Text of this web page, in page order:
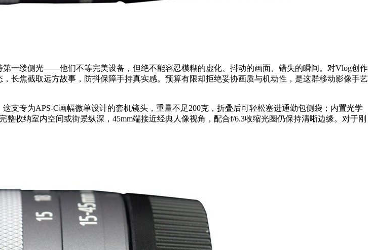
一缕侧光——他们不等完美设备，但绝不能容忍模糊的虚化、抖动的画面、错失的瞬间。对Vlog创作
长焦截取远方故事，防抖保障手持真实感。预算有限却拒绝妥协画质与机动性，是这群移动影像手艺
支专为APS-C画幅微单设计的套机镜头，重量不足200克，折叠后可轻松塞进通勤包侧袋；内置光学
收纳室内空间或街景纵深，45mm端接近经典人像视角，配合f/6.3收缩光圈仍保持清晰边缘。对于刚